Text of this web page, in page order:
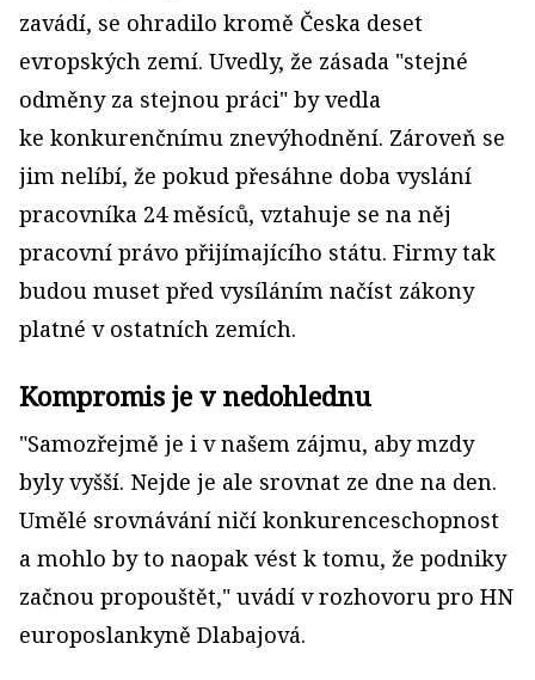
zavádí, se ohradilo kromě Česka deset
evropských zemí. Uvedly, že zásada "stejné
odměny za stejnou práci" by vedla
ke konkurenčnímu znevýhodnění. Zároveň se
jim nelíbí, že pokud přesáhne doba vyslání
pracovníka 24 měsíců, vztahuje se na něj
pracovní právo přijímajícího státu. Firmy tak
budou muset před vysíláním načíst zákony
platné v ostatních zemích.
Kompromis je v nedohlednu
"Samozřejmě je i v našem zájmu, aby mzdy
byly vyšší. Nejde je ale srovnat ze dne na den.
Umělé srovnávání ničí konkurenceschopnost
a mohlo by to naopak vést k tomu, že podniky
začnou propouštět," uvádí v rozhovoru pro HN
europoslankyně Dlabajová.